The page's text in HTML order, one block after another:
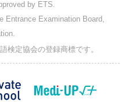
by ETS.
Entrance Examination Board,
検定協会の登録商標です。